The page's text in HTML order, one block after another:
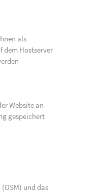
als
dem Hostserver
Website an
gespeichert
und das